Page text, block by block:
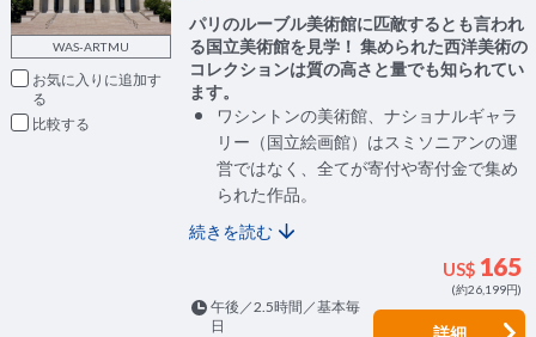
WAS-ARTMU
お気に入りに追加
比較
パリのルーブル美術館に匹敵するとも言われ
る国立美術館を見学！ 集められた西洋美術の
コレクションは質の高さと量でも知られてい
ます。
ワシントンの美術館、ナショナルギャラ
リー（国立絵画館）はスミソニアンの運
営ではなく、全てが寄付や寄付金で集め
られた作品。
続きを読む
US$ 165
(約26,199円)
午後／2.5時間／基本毎
日
詳細